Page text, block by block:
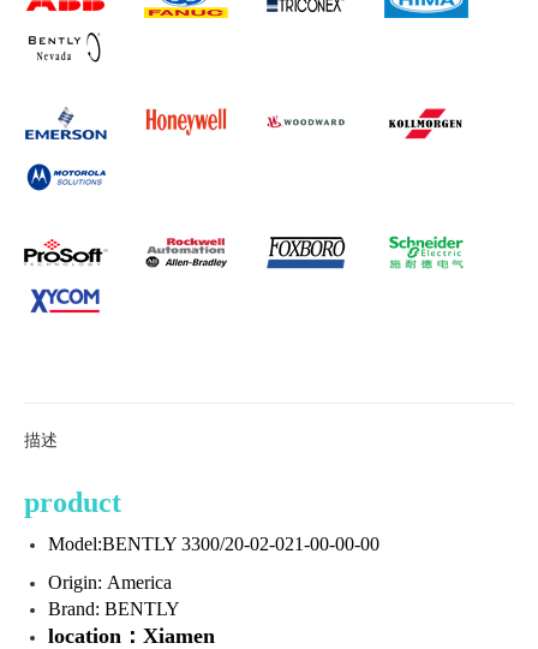
描述
product
Model:BENTLY 3300/20-02-021-00-00-00
Origin: America
Brand: BENTLY
location：Xiamen